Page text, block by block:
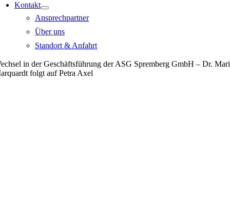
Kontakt
Ansprechpartner
Über uns
Standort & Anfahrt
in der Geschäftsführung der ASG Spremberg GmbH – Dr.
folgt auf Petra Axel